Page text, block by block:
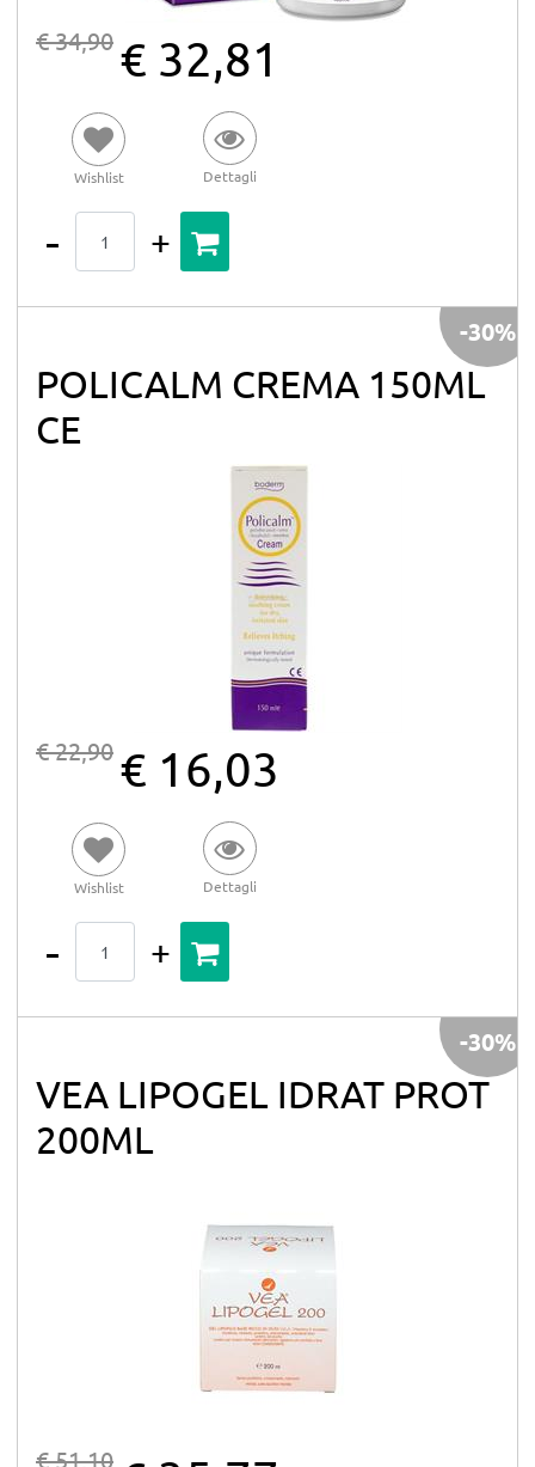
€ 34,90 € 32,81
Wishlist Dettagli
POLICALM CREMA 150ML
CE
€ 22,90 € 16,03
Wishlist Dettagli
-30%
VEA LIPOGEL IDRAT PROT
200ML
€ 51,10
-30%